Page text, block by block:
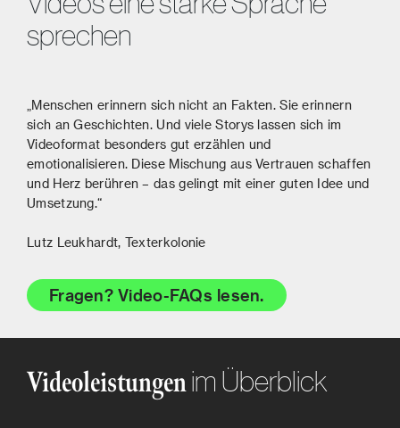
sprechen
„Menschen erinnern sich nicht an Fakten. Sie erinnern
sich an Geschichten. Und viele Storys lassen sich im
Videoformat besonders gut erzählen und
emotionalisieren. Diese Mischung aus Vertrauen schaffen
und Herz berühren – das gelingt mit einer guten Idee und
Umsetzung.“
Lutz Leukhardt, Texterkolonie
Fragen? Video-FAQs lesen.
Videoleistungenim Überblick